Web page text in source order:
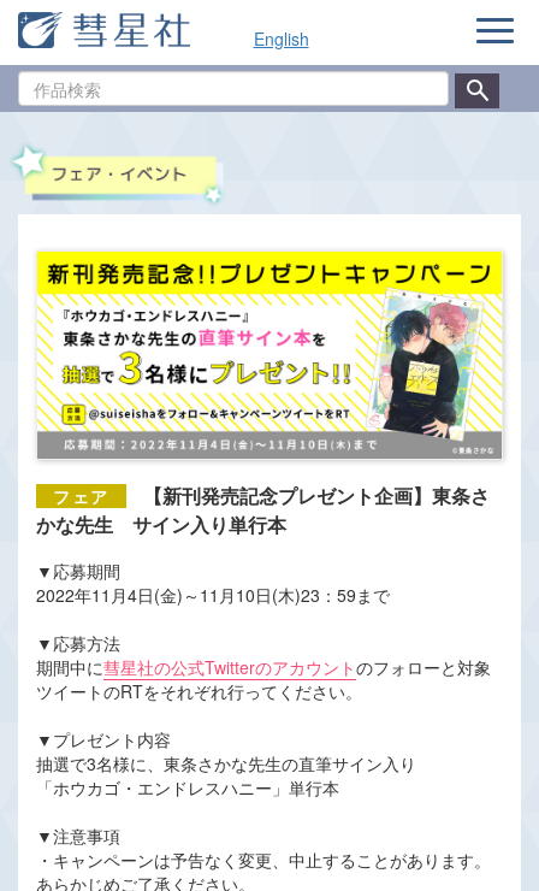
English
品
ナ
ゲ
【新刊発売記念プレゼント企画】東条さ
かな先生 サイン入り単行本
▼応募期間
2022年11月4日(金)～11月10日(木)23：59まで
▼応募方法
期間中に彗星社の公式Twitterのアカウントのフォローと対象
ツイートのRTをそれぞれ行ってください。
▼プレゼント内容
抽選で3名様に、東条さかな先生の直筆サイン入り
「ホウカゴ・エンドレスハニー」単行本
▼注意事項
・キャンペーンは予告なく変更、中止することがあります。
あらかじめご了承ください。